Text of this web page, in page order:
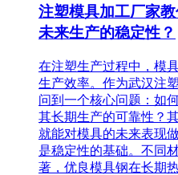
注塑模具加工厂家
未来生产的稳定性？
在注塑生产过程中，模
生产效率。作为武汉注
问到一个核心问题：如
其长期生产的可靠性？
就能对模具的未来表现
是稳定性的基础。不同
著，优良模具钢在长期